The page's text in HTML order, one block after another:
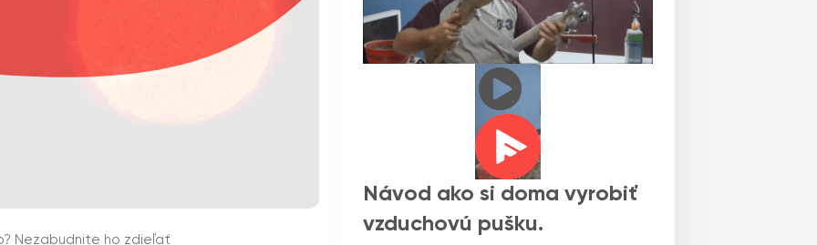
Nezabudnite ho zdieľať
Návod ako si doma vyrobiť
vzduchovú pušku.